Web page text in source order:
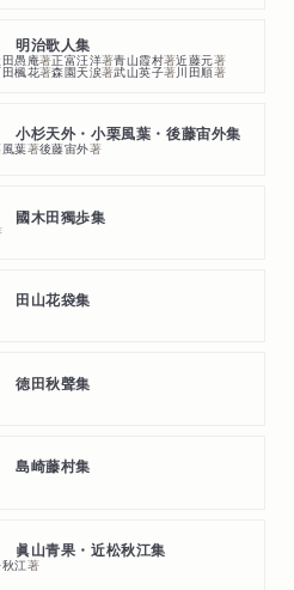
明治歌人集
愚庵著正富汪洋著青山霞村著近藤元著
楓花著森園天涙著武山英子著川田順著
杉天外・小栗風葉・後藤宙外集
葉著後藤宙外著
國木田獨歩集
田山花袋集
徳田秋聲集
島崎藤村集
山青果・近松秋江集
江著